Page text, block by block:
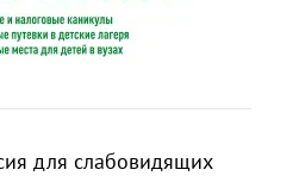
для слабовидящих